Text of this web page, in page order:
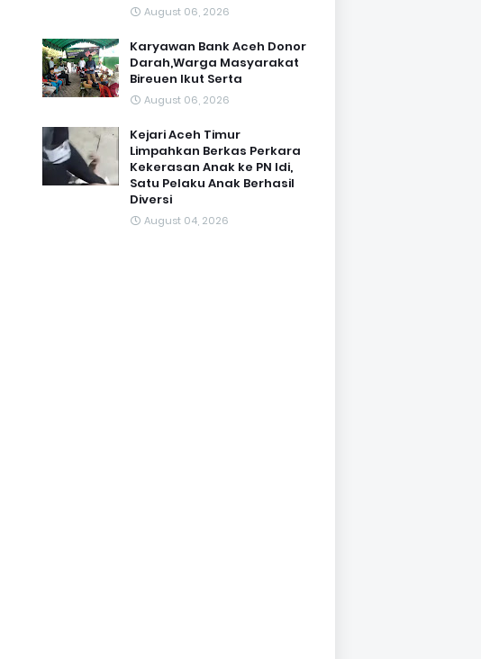
August 06, 2026
Karyawan Bank Aceh Donor
Darah,Warga Masyarakat
Bireuen Ikut Serta
August 06, 2026
Kejari Aceh Timur
Limpahkan Berkas Perkara
Kekerasan Anak ke PN Idi,
Satu Pelaku Anak Berhasil
Diversi
August 04, 2026